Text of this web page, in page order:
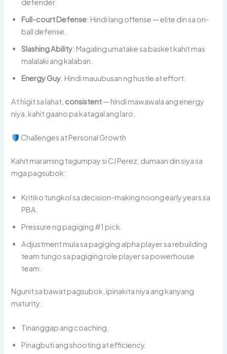
defender.
Full-court Defense: Hindi lang offense — elite din sa on-
ball defense.
Slashing Ability: Magaling umatake sa basket kahit mas
malalaki ang kalaban.
Energy Guy: Hindi mauubusan ng hustle at effort.
At higit sa lahat, consistent— hindi mawawala ang energy
niya, kahit gaano pa katagal ang laro.
Challenges at Personal Growth
Kahit maraming tagumpay si CJ Perez, dumaan din siya sa
mga pagsubok:
Kritiko tungkol sa decision-making noong early years sa
PBA.
Pressure ng pagiging #1 pick.
Adjustment mula sa pagiging alpha player sa rebuilding
team tungo sa pagiging role player sa powerhouse
team.
Ngunit sa bawat pagsubok, ipinakita niya ang kanyang
maturity:
Tinanggap ang coaching.
Pinagbuti ang shooting at efficiency.